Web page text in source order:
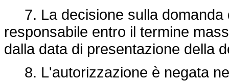
7. La decisione sulla domanda
responsabile entro il termine
dalla data di presentazione della
8. L'autorizzazione è negata